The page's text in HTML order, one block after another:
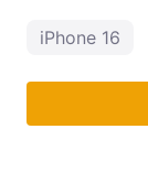
iPhone 16